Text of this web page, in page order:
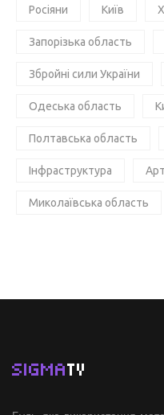
Росіяни Київ
Запорізька область
Збройні сили України
Одеська область
Полтавська область
Інфраструктура
Миколаївська область
SIGMATV